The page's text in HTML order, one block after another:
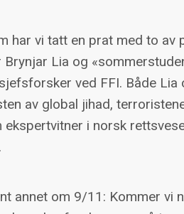
har vi tatt en prat med to av
Lia og
ved FFI. Både Lia
av global jihad,
i norsk
annet om 9/11: Kommer vi